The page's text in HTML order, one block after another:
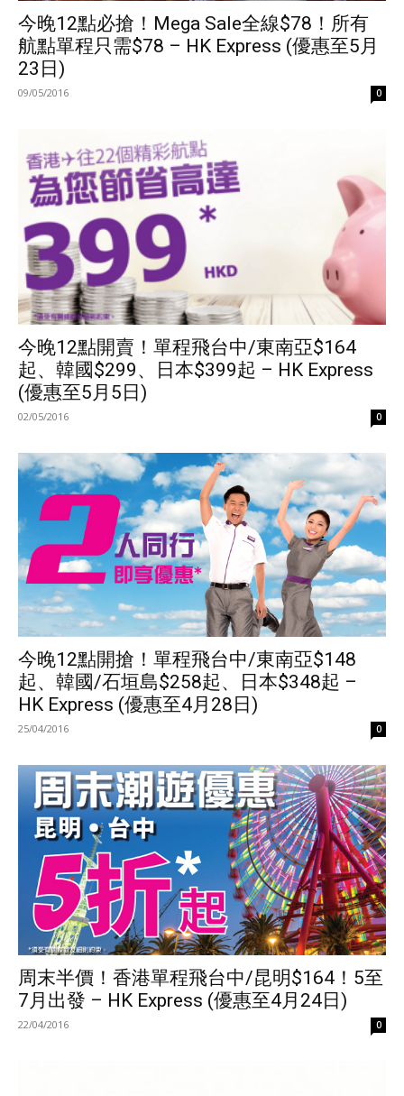
今晚12點必搶！Mega Sale全線$78！所有
航點單程只需$78 – HK Express (優惠至5月
23日)
09/05/2016 0
今晚12點開賣！單程飛台中/東南亞$164
起、韓國$299、日本$399起 – HK Express
(優惠至5月5日)
02/05/2016 0
今晚12點開搶！單程飛台中/東南亞$148
起、韓國/石垣島$258起、日本$348起 –
HK Express (優惠至4月28日)
25/04/2016 0
周末半價！香港單程飛台中/昆明$164！5至
7月出發 – HK Express (優惠至4月24日)
22/04/2016 0